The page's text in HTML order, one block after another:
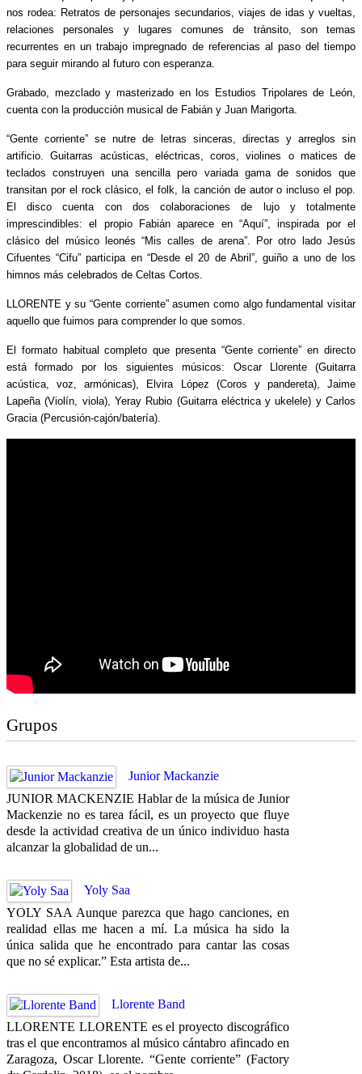
nos rodea: Retratos de personajes secundarios, viajes de idas y vueltas,
relaciones personales y lugares comunes de tránsito, son temas
recurrentes en un trabajo impregnado de referencias al paso del tiempo
para seguir mirando al futuro con esperanza.
Grabado, mezclado y masterizado en los Estudios Tripolares de León,
cuenta con la producción musical de Fabián y Juan Marigorta.
“Gente corriente” se nutre de letras sinceras, directas y arreglos sin
artificio. Guitarras acústicas, eléctricas, coros, violines o matices de
teclados construyen una sencilla pero variada gama de sonidos que
transitan por el rock clásico, el folk, la canción de autor o incluso el pop.
El disco cuenta con dos colaboraciones de lujo y totalmente
imprescindibles: el propio Fabián aparece en “Aquí”, inspirada por el
clásico del músico leonés “Mis calles de arena”. Por otro lado Jesús
Cifuentes “Cifu” participa en “Desde el 20 de Abril”, guiño a uno de los
himnos más celebrados de Celtas Cortos.
LLORENTE y su “Gente corriente” asumen como algo fundamental visitar
aquello que fuimos para comprender lo que somos.
El formato habitual completo que presenta “Gente corriente” en directo
está formado por los siguientes músicos: Oscar Llorente (Guitarra
acústica, voz, armónicas), Elvira López (Coros y pandereta), Jaime
Lapeña (Violín, viola), Yeray Rubio (Guitarra eléctrica y ukelele) y Carlos
Gracia (Percusión-cajón/batería).
Grupos
Junior Mackanzie
JUNIOR MACKENZIE Hablar de la música de Junior
Mackenzie no es tarea fácil, es un proyecto que fluye
desde la actividad creativa de un único individuo hasta
alcanzar la globalidad de un...
Yoly Saa
YOLY SAA Aunque parezca que hago canciones, en
realidad ellas me hacen a mí. La música ha sido la
única salida que he encontrado para cantar las cosas
que no sé explicar.” Esta artista de...
Llorente Band
LLORENTE LLORENTE es el proyecto discográfico
tras el que encontramos al músico cántabro afincado en
Zaragoza, Oscar Llorente. “Gente corriente” (Factory